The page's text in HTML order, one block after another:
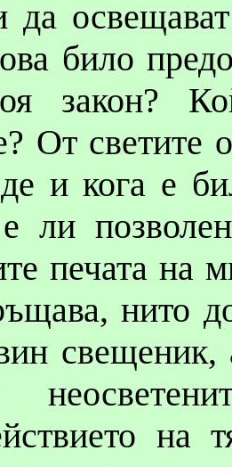
да
било
закон?
От
и кога е
ли
печата на
нито
на